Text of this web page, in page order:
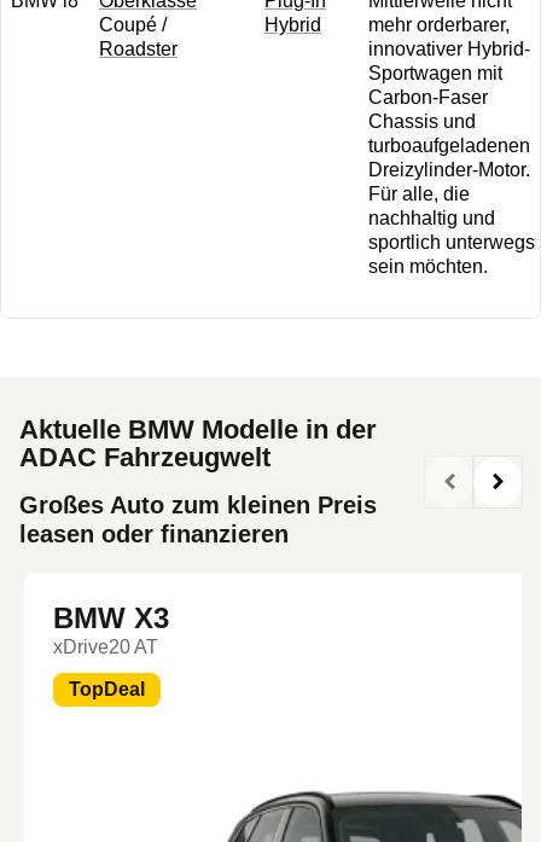
Coupé /
Roadster
Hybrid
mehr orderbarer,
innovativer Hybrid-
Sportwagen mit
Carbon-Faser
Chassis und
turboaufgeladenen
Dreizylinder-Motor.
Für alle, die
nachhaltig und
sportlich unterwegs
sein möchten.
Aktuelle BMW Modelle in der
ADAC Fahrzeugwelt
Großes Auto zum kleinen Preis
leasen oder finanzieren
BMW X3
xDrive20 AT
TopDeal